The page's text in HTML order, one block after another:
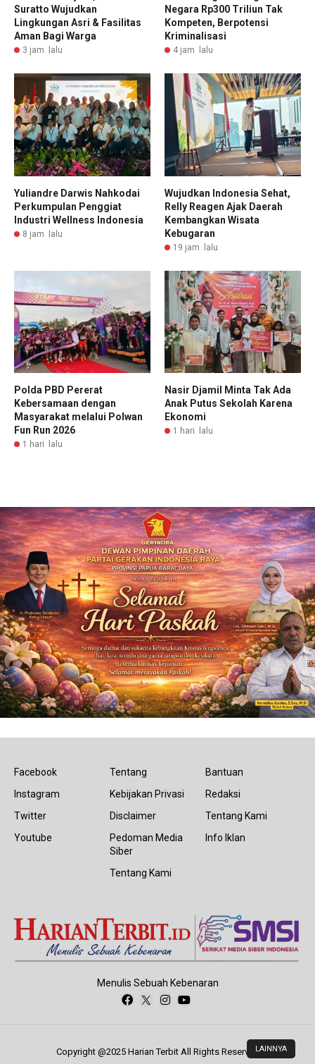
Suratto Wujudkan
Lingkungan Asri & Fasilitas
Aman Bagi Warga
3 jam lalu
Negara Rp300 Triliun Tak
Kompeten, Berpotensi
Kriminalisasi
4 jam lalu
Yuliandre Darwis Nahkodai
Perkumpulan Penggiat
Industri Wellness Indonesia
8 jam lalu
Wujudkan Indonesia Sehat,
Relly Reagen Ajak Daerah
Kembangkan Wisata
Kebugaran
19 jam lalu
Polda PBD Pererat
Kebersamaan dengan
Masyarakat melalui Polwan
Fun Run 2026
1 hari lalu
Nasir Djamil Minta Tak Ada
Anak Putus Sekolah Karena
Ekonomi
1 hari lalu
LAINNYA
Facebook
Instagram
Twitter
Youtube
Tentang
Kebijakan Privasi
Disclaimer
Pedoman Media
Siber
Tentang Kami
Bantuan
Redaksi
Tentang Kami
Info Iklan
Menulis Sebuah Kebenaran
Copyright @2025 Harian Terbit All Rights Reserved